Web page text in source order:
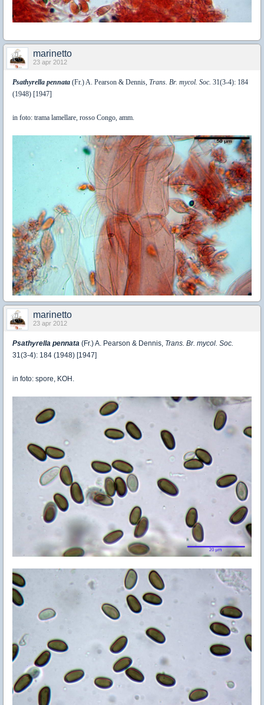
marinetto
23 apr 2012
Psathyrella pennata (Fr.) A. Pearson & Dennis, Trans. Br. mycol. Soc. 31(3-4): 184
(1948) [1947]
in foto: trama lamellare, rosso Congo, amm.
marinetto
23 apr 2012
Psathyrella pennata (Fr.) A. Pearson & Dennis, Trans. Br. mycol. Soc.
31(3-4): 184 (1948) [1947]
in foto: spore, KOH.